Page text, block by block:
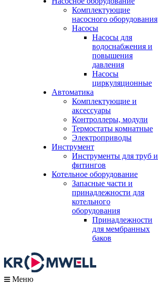
Комплектующие
насосного оборудования
Насосы
Насосы для
водоснабжения и
повышения
давления
Насосы
циркуляционные
Автоматика
Комплектующие и
аксессуары
Контроллеры, модули
Термостаты комнатные
Электроприводы
Инструмент
Инструменты для труб и
фитингов
Котельное оборудование
Запасные части и
принадлежности для
котельного
оборудования
Принадлежности
для мембранных
баков
Меню